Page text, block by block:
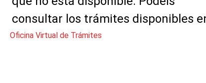
consultar los trámites disponibles
Oficina Virtual de Trámites